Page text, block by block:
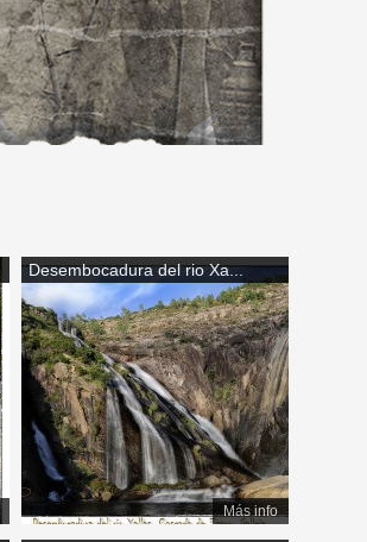
Desembocadura del rio Xa...
Más info